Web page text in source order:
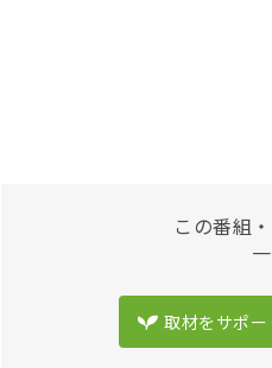
この番組
取材をサポー